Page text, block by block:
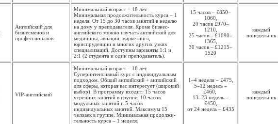
Английский для
бизнесменов и
профессио­налов
Минимальный возраст – 18 лет.
Минимальная продолжи­тельность курса – 1
неделя. От 15 до 30 часов занятий в неделю
на дому у преподавателя. Кроме бизнес-
английского можно изучать английский для
медицины, авиации, маркетинга,
юриспруденции и многих других узких
специализаций. Доступны варианты 1:1 и
2:1 (2 студента и один преподаватель).
15 часов – £850–
1060,
20 часов £970–
1210,
25 часов – £1090–
1365,
30 часов – £1215–
1520
каждый
понедель­ник
VIP-английский
Минимальный возраст – 18 лет.
Суперинтенсивный курс с индивидуальным
подходом. Общий английский + английский
для сферы, которая вас интересует (широкий
выбор). В программу входит: 15 часов
утренних занятий в группе, 10 часов
модульных занятий и 5 часов
индивидуальных занятий. Максимум 15
человек в группе. Минимальная продолжи­
тельность курса – 1 неделя.
1–4 недели – £475,
5–12 недель –
£460,
13–23 недель –
£450,
от 24 недель – £435
каждый
понедель­ник